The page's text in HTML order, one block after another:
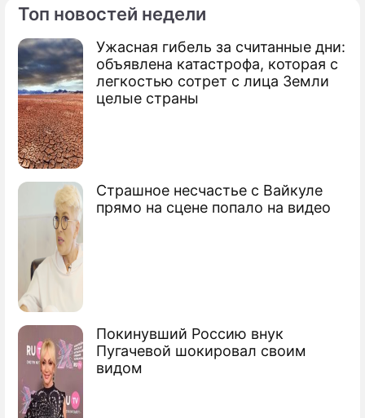
Топ новостей недели
Ужасная гибель за считанные дни:
объявлена катастрофа, которая с
легкостью сотрет с лица Земли
целые страны
Страшное несчастье с Вайкуле
прямо на сцене попало на видео
Покинувший Россию внук
Пугачевой шокировал своим
видом
По теме
Продолжение: Асо высказал
свой взгляд на Курилы
Россия и Япония обсудят мирный
договор
Японцы смогут ездить на Курилы без
виз
Япония отказалась от раздела Курил
Сюжеты